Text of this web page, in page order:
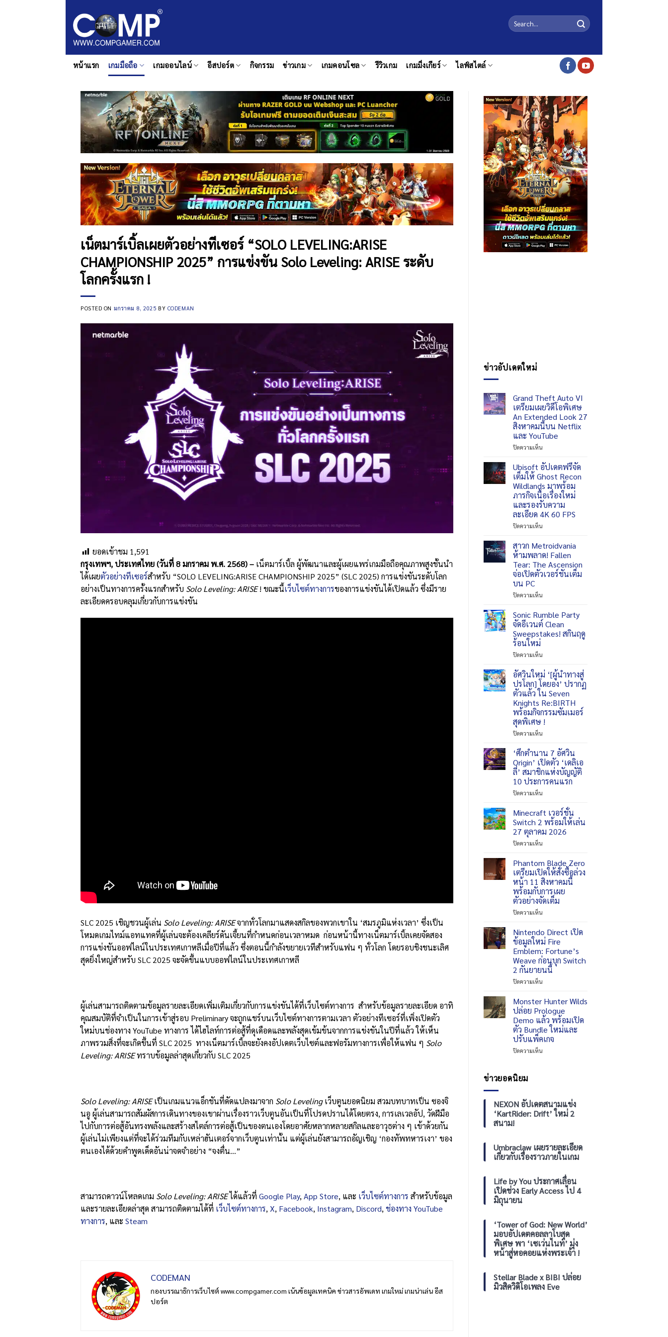
เนื้อหา
หน้าแรก เกมมือถือ เกมออนไลน์ อีสปอร์ต กิจกรรม ข่าวเกม เกมคอนโซล รีวิวเกม เกมมิ่งเกียร์ ไลฟ์สไตล์
เน็ตมาร์เบิ้ลเผยตัวอย่างทีเซอร์ “SOLO LEVELING:ARISE
CHAMPIONSHIP 2025” การแข่งขัน Solo Leveling: ARISE ระดับ
โลกครั้งแรก !
POSTED ON มกราคม 8, 2025 BY CODEMAN
ยอดเข้าชม 1,591
กรุงเทพฯ,ประเทศไทย(วันที่8มกราคม พ.ศ. 2568) – เน็ตมาร์เบิ้ล ผู้พัฒนาและผู้เผยแพร่เกมมือถือคุณภาพสูงชั้นนำ
ได้เผยตัวอย่างทีเซอร์สำหรับ “SOLO LEVELING:ARISE CHAMPIONSHIP 2025” (SLC 2025) การแข่งขันระดับโลก
อย่างเป็นทางการครั้งแรกสำหรับ Solo Leveling: ARISE! ขณะนี้เว็บไซต์ทางการของการแข่งขันได้เปิดแล้ว ซึ่งมีราย
ละเอียดครอบคลุมเกี่ยวกับการแข่งขัน
SLC 2025 เชิญชวนผู้เล่น Solo Leveling: ARISEจากทั่วโลกมาแสดงสกิลของพวกเขาใน ‘สมรภูมิแห่งเวลา’ ซึ่งเป็น
โหมดเกมไทม์แอทแทคที่ผู้เล่นจะต้องเคลียร์ดันเจี้ยนที่กำหนดก่อนเวลาหมด ก่อนหน้านี้ทางเน็ตมาร์เบิ้ลเคยจัดสอง
การแข่งขันออฟไลน์ในประเทศเกาหลีเมื่อปีที่แล้ว ซึ่งตอนนี้กำลังขยายเวทีสำหรับแฟน ๆ ทั่วโลก โดยรอบชิงชนะเลิศ
สุดยิ่งใหญ่สำหรับ SLC 2025 จะจัดขึ้นแบบออฟไลน์ในประเทศเกาหลี
ผู้เล่นสามารถติดตามข้อมูลรายละเอียดเพิ่มเติมเกี่ยวกับการแข่งขันได้ที่เว็บไซต์ทางการ สำหรับข้อมูลรายละเอียด อาทิ
คุณสมบัติที่จำเป็นในการเข้าสู่รอบ Preliminary จะถูกแชร์บนเว็บไซต์ทางการตามเวลา ตัวอย่างทีเซอร์ที่เพิ่งเปิดตัว
ใหม่บนช่องทาง YouTube ทางการ ได้ไฮไลท์การต่อสู้ที่ดุเดือดและพลังสุดเข้มข้นจากการแข่งขันในปีที่แล้ว ให้เห็น
ภาพรวมสิ่งที่จะเกิดขึ้นที่ SLC 2025 ทางเน็ตมาร์เบิ้ลจะยังคงอัปเดตเว็บไซต์และฟอรัมทางการเพื่อให้แฟน ๆ Solo
Leveling: ARISEทราบข้อมูลล่าสุดเกี่ยวกับ SLC 2025
Solo Leveling: ARISEเป็นเกมแนวแอ็กชันที่ดัดแปลงมาจาก Solo Levelingเว็บตูนยอดนิยม สวมบทบาทเป็น ซองจิ
นอู ผู้เล่นสามารถสัมผัสการเดินทางของเขาผ่านเรื่องราวเว็บตูนอันเป็นที่โปรดปรานได้โดยตรง, การเลเวลอัป, วัดฝีมือ
ไปกับการต่อสู้อันทรงพลังและสร้างสไตล์การต่อสู้เป็นของตนเองโดยอาศัยหลากหลายสกิลและอาวุธต่าง ๆ เข้าด้วยกัน
ผู้เล่นไม่เพียงแต่ที่จะได้ร่วมทีมกับเหล่าฮันเตอร์จากเว็บตูนเท่านั้น แต่ผู้เล่นยังสามารถอัญเชิญ ‘กองทัพทหารเงา’ ของ
ตนเองได้ด้วยคำพูดเด็ดอันน่าจดจำอย่าง “จงตื่น…”
สามารถดาวน์โหลดเกม Solo Leveling: ARISEได้แล้วที่ Google Play,App Store, และ เว็บไซต์ทางการ สำหรับข้อมูล
และรายละเอียดล่าสุด สามารถติดตามได้ที่ เว็บไซต์ทางการ,X, Facebook, Instagram, Discord,ช่องทาง YouTube
ทางการ, และ Steam
CODEMAN
กองบรรณาธิการเว็บไซต์ www.compgamer.com เน้นข้อมูลเทคนิค ข่าวสารอัพเดท เกมใหม่ เกมน่าเล่น อีส
ปอร์ต
ข่าวอัปเดตใหม่
Grand Theft Auto VI
เตรียมเผยวิดีโอพิเศษ
An Extended Look 27
สิงหาคมนี้บน Netflix
และ YouTube
ปิดความเห็น
Theft
Auto
VI
เตรียม
เผย
วิดีโอ
พิเศษ
27
สิงหาคม
นี้
บน
Ubisoft อัปเดตฟรีจัด
เต็มให้ Ghost Recon
Wildlands มาพร้อม
ภารกิจเนื้อเรื่องใหม่
และรองรับความ
ละเอียด 4K 60 FPS
ปิดความเห็น
อัปเดต
ฟรี
จัด
เต็ม
ให้
พร้อม
ภารกิจ
เนื้อ
รองรับ
ความ
ละเอียด
4K
60
FPS
สาวก Metroidvania
ห้ามพลาด! Fallen
Tear: The Ascension
จ่อเปิดตัวเวอร์ชันเต็ม
บน PC
ปิดความเห็น
Metroidvania
ห้าม
พลาด!
Fallen
จ่อ
เปิด
ตัว
เวอร์ชัน
เต็ม
บน
PC
Sonic Rumble Party
จัดอีเวนต์ Clean
Sweepstakes! สกินฤดู
ร้อนใหม่
ปิดความเห็น
Rumble
Party
จัด
อีเวนต์
Clean
Sweepstakes!
สกิน
อัศวินใหม่ ‘[ผู้นำทางสู่
ปรโลก] โดยอง’ ปรากฏ
ตัวแล้ว ใน Seven
Knights Re:BIRTH
พร้อมกิจกรรมซัมเมอร์
สุดพิเศษ !
ปิดความเห็น
ใหม่
‘[ผู้นำ
ทาง
สู่
ปรโลก]
ปรากฏ
ตัว
แล้ว
ใน
Re:BIRTH
พร้อม
กิจกรรม
ซัมเมอร์
สุด
พิเศษ
‘ศึกตำนาน 7 อัศวิน
Origin’ เปิดตัว ‘เดลิเอ
ลี่’ สมาชิกแห่งบัญญัติ
10 ประการคนแรก
ปิดความเห็น
ตำนาน
7
อัศวิน
Origin’
‘เดลิ
เอ
ลี่’
สมาชิก
แห่ง
บัญญัติ
คน
แรก
Minecraft เวอร์ชั่น
Switch 2 พร้อมให้เล่น
27 ตุลาคม 2026
ปิดความเห็น
เวอร์ชั่น
Switch
2
พร้อม
ให้
เล่น
Phantom Blade Zero
เตรียมเปิดให้สั่งซื้อล่วง
หน้า 11 สิงหาคมนี้
พร้อมกับการเผย
ตัวอย่างจัดเต็ม
ปิดความเห็น
Blade
Zero
เตรียม
เปิด
ให้
สั่ง
11
สิงหาคม
นี้
พร้อม
กับ
Nintendo Direct เปิด
ข้อมูลใหม่ Fire
Emblem: Fortune’s
Weave ก่อนบุก Switch
2 กันยายนนี้
ปิดความเห็น
Direct
เปิด
ข้อมูล
ใหม่
Fire
Emblem:
กันยายน
นี้
Monster Hunter Wilds
ปล่อย Prologue
Demo แล้ว พร้อมเปิด
ตัว Bundle ใหม่และ
ปรับแพ็คเกจ
ปิดความเห็น
Demo
แล้ว
พร้อม
Bundle
ใหม่
และ
แพ็คเกจ
ข่าวยอดนิยม
NEXON อัปเดตสนามแข่ง
‘KartRider: Drift’ ใหม่ 2
สนาม!
Umbraclaw เผยรายละเอียด
เกี่ยวกับเรื่องราวภายในเกม
Life by You ประกาศเลื่อน
เปิดช่วง Early Access ไป 4
มิถุนายน
‘Tower of God: New World’
มอบอัปเดตคอลลาโบสุด
พิเศษ พา ‘เซเว่นไนท์’ มุ่ง
หน้าสู่หอคอยแห่งพระเจ้า !
Stellar Blade x BIBI ปล่อย
มิวสิควิดิโอเพลง Eve